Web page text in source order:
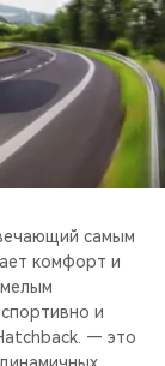
самым
комфорт и
и
— это